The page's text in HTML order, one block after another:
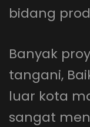
bidang
Banyak
tangani,
luar kota
sangat